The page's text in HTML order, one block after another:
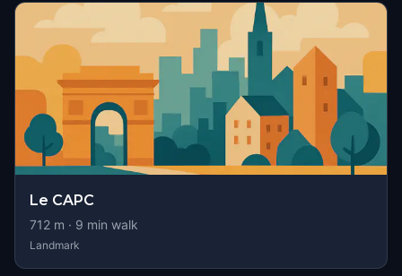
Le CAPC
712 m · 9 min walk
Landmark